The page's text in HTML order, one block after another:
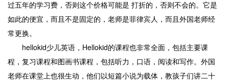
过五年的学习费，否则这个价格可能是 打折的，否则不会的。它是
如此的便宜，而且不是固定的，老师是菲律宾人，而且外国老师经
常更换。
hellokid少儿英语，Hellokid的课程也非常全面，包括主要课
程，复习课程和图画书课程，包括听力，口语，阅读和写作。外国
老师在课堂上也很生动，他们以短篇小说为载体，教孩子们讲二十